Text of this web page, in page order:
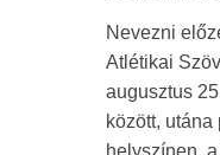
Nevezni
Atlétikai
augusztus
között, utána
helyszínen,